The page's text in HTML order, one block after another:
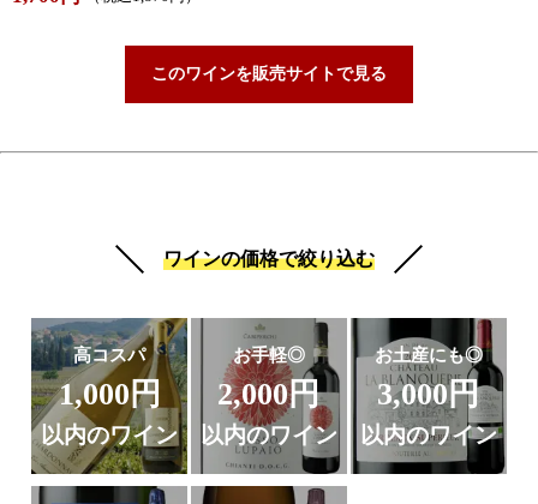
このワインを販売サイトで見る
ワインの価格で絞り込む
高コスパ
1,000円
以内のワイン
お手軽◎
2,000円
以内のワイン
お土産にも◎
3,000円
以内のワイン